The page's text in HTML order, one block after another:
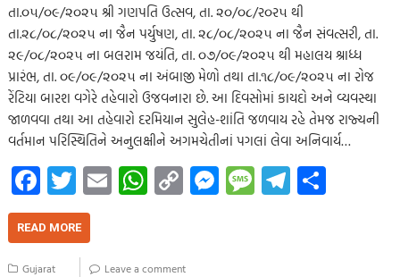
તા.૦૫/૦૯/૨૦૨૫ શ્રી ગણપતિ ઉત્સવ, તા. ૨૦/૦૮/ર૦ર૫ થી
તા.૨૮/૦૮/૨૦૨૫ ના જૈન પર્યુષણ, તા. ૨૮/૦૮/૨૦૨૫ ના જૈન સંવત્સરી, તા.
૨૯/૦૮/૨૦૨૫ ના બલરામ જયંતિ, તા. ૦૭/૦૯/૨૦૨૫ થી મહાલય શ્રાધ્ધ
પ્રારંભ, તા. ૦૯/૦૯/૨૦૨૫ ના અંબાજી મેળો તથા તા.૧૮/૦૯/૨૦૨૫ ના રોજ
રેંટિયા બારશ વગેરે તહેવારો ઉજવનારા છે. આ દિવસોમાં કાયદો અને વ્યવસ્થા
જાળવવા તથા આ તહેવારો દરમિયાન સુલેહ-શાંતિ જળવાય રહે તેમજ રાજ્યની
વર્તમાન પરિસ્થિતિને અનુલક્ષીને અગમચેતીનાં પગલાં લેવા અનિવાર્ય…
Fa
ce
b
o
T
wi
tt
er
E
m
W
h
s
C
o
y
M
es
M
es
Te
le
READ MORE
Gujarat Leave a comment